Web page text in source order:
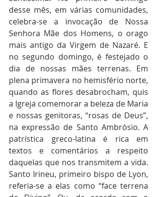
desse mês, em várias comunidades,
celebra-se a invocação de Nossa
Senhora Mãe dos Homens, o orago
mais antigo da Virgem de Nazaré. E
no segundo domingo, é festejado o
dia de nossas mães terrenas. Em
plena primavera no hemisfério norte,
quando as flores desabrocham, quis
a Igreja comemorar a beleza de Maria
e nossas genitoras, “rosas de Deus”,
na expressão de Santo Ambrósio. A
patrística greco-latina é rica em
textos e comentários a respeito
daquelas que nos transmitem a vida.
Santo Irineu, primeiro bispo de Lyon,
referia-se a elas como “face terrena